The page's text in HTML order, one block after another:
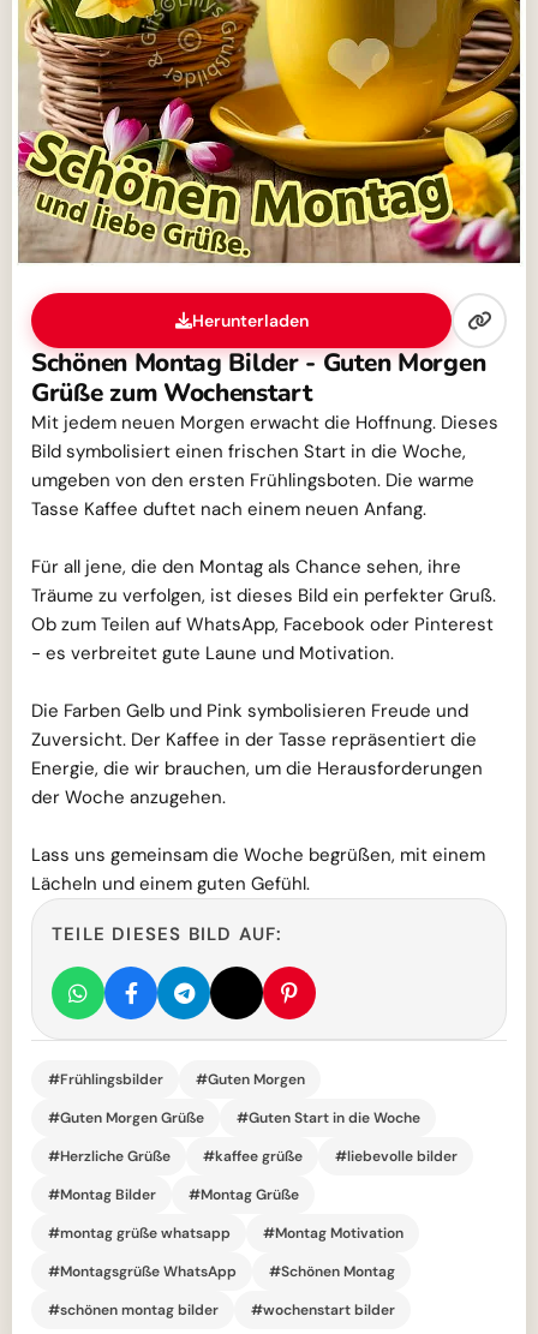
Herunterladen
Schönen Montag Bilder - Guten Morgen
Grüße zum Wochenstart
Mit jedem neuen Morgen erwacht die Hoffnung. Dieses
Bild symbolisiert einen frischen Start in die Woche,
umgeben von den ersten Frühlingsboten. Die warme
Tasse Kaffee duftet nach einem neuen Anfang.
Für all jene, die den Montag als Chance sehen, ihre
Träume zu verfolgen, ist dieses Bild ein perfekter Gruß.
Ob zum Teilen auf WhatsApp, Facebook oder Pinterest
- es verbreitet gute Laune und Motivation.
Die Farben Gelb und Pink symbolisieren Freude und
Zuversicht. Der Kaffee in der Tasse repräsentiert die
Energie, die wir brauchen, um die Herausforderungen
der Woche anzugehen.
Lass uns gemeinsam die Woche begrüßen, mit einem
Lächeln und einem guten Gefühl.
TEILE DIESES BILD AUF:
#Frühlingsbilder
#Guten Morgen
#Guten Morgen Grüße
#Guten Start in die Woche
#Herzliche Grüße
#kaffee grüße
#liebevolle bilder
#Montag Bilder
#Montag Grüße
#montag grüße whatsapp
#Montag Motivation
#Montagsgrüße WhatsApp
#Schönen Montag
#schönen montag bilder
#wochenstart bilder